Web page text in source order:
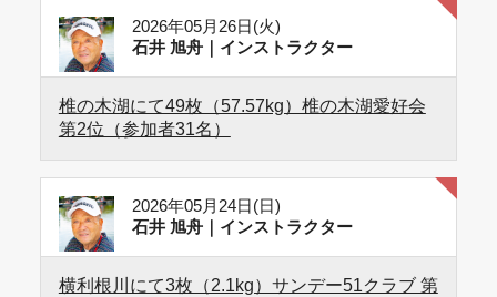
2026年05月26日(火)
石井 旭舟｜インストラクター
椎の木湖にて49枚（57.57kg）椎の木湖愛好会
第2位（参加者31名）
2026年05月24日(日)
石井 旭舟｜インストラクター
横利根川にて3枚（2.1kg）サンデー51クラブ 第